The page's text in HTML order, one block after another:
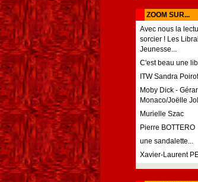
ZOOM SUR...
Avec nous la
sorcier ! Les
Jeunesse...
C'est beau une
ITW Sandra
Moby Dick -
Monaco/Joëlle
Murielle Szac
Pierre BOTTERO
une sandalette...
Xavier-Laurent